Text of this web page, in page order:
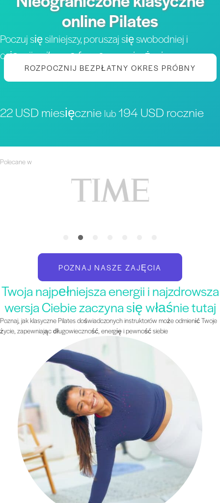
online Pilates
Poczuj się silniejszy, poruszaj się swobodniej i
osiągnijnajlepszą formę w swoim życiu
ROZPOCZNIJ BEZPŁATNY OKRES PRÓBNY
22 USD miesięcznie lub 194 USD rocznie
Polecane w
POZNAJ NASZE ZAJĘCIA
Twoja najpełniejsza energii i najzdrowsza
wersja Ciebie zaczyna się właśnie tutaj
Poznaj, jak klasyczne Pilates doświadczonych instruktorów może odmienić Twoje
życie, zapewniając długowieczność, energię i pewność siebie